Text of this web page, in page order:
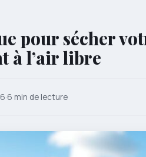
pour sécher
à l’air libre
·6 min de lecture